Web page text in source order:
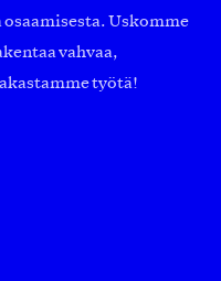
Uskomme
vahvaa,
työtä!